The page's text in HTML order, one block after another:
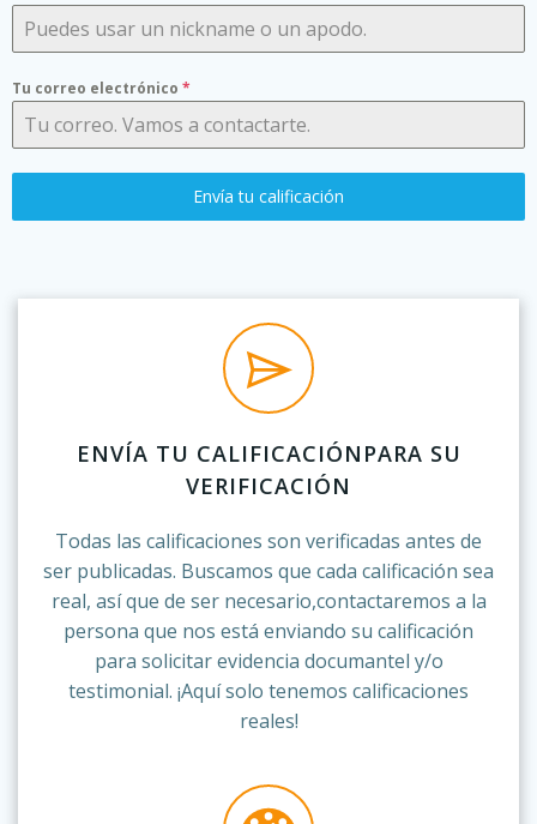
Tu correo electrónico *
Envía tu calificación
ENVÍA TU CALIFICACIÓNPARA SU
VERIFICACIÓN
Todas las calificaciones son verificadas antes de
ser publicadas. Buscamos que cada calificación sea
real, así que de ser necesario,contactaremos a la
persona que nos está enviando su calificación
para solicitar evidencia documantel y/o
testimonial. ¡Aquí solo tenemos calificaciones
reales!